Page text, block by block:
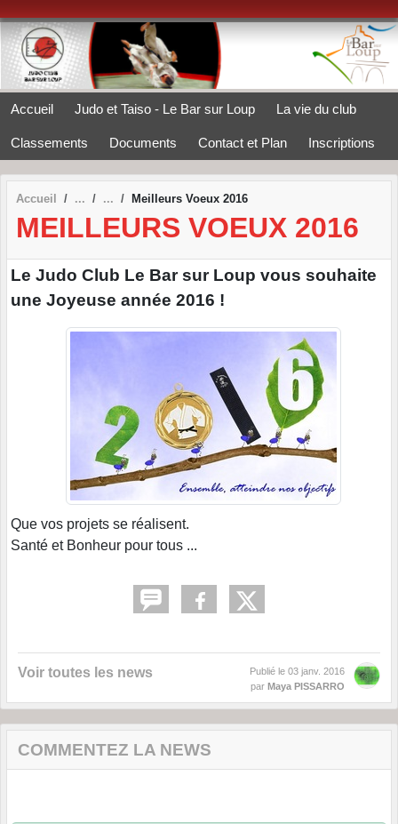
Accueil Judo et Taiso - Le Bar sur Loup La vie du club
Classements Documents Contact et Plan Inscriptions
Accueil Meilleurs Voeux 2016
MEILLEURS VOEUX 2016
Le Judo Club Le Bar sur Loup vous souhaite
une Joyeuse année 2016 !
Que vos projets se réalisent.
Santé et Bonheur pour tous ...
Voir toutes les news Publié le 03 janv. 2016
par Maya PISSARRO
COMMENTEZ LA NEWS